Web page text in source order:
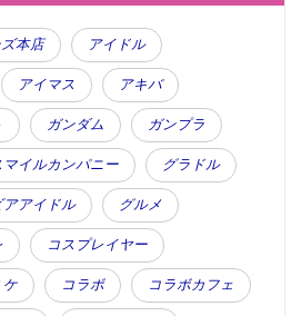
本店 アイドル
アイマス アキバ
ガンダム ガンプラ
マイルカンパニー グラドル
アアイドル グルメ
コスプレイヤー
ケ コラボ コラボカフェ